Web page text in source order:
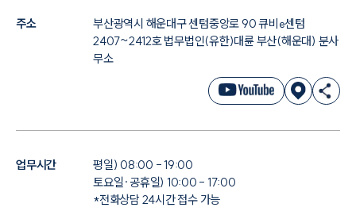
대륜법률상담예약
대륜법률상담예약
주소
부산광역시 해운대구 센텀중앙로 90 큐비e센텀
2407~2412호 법무법인(유한)대륜 부산(해운대) 분사
무소
업무시간
평일) 08:00 - 19:00
토요일·공휴일) 10:00 - 17:00
*전화상담 24시간 접수 가능